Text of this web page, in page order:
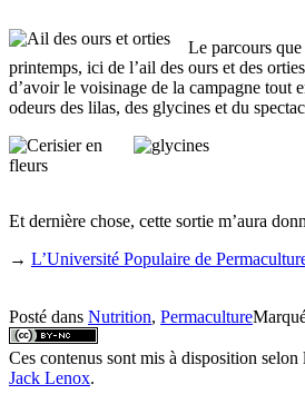
Le parcours que
printemps, ici de l’ail des ours et des
d’avoir le voisinage de la campagne tout
odeurs des lilas, des glycines et du
Et dernière chose, cette sortie m’aura
→ L’Université Populaire de
Posté dans Nutrition, Permaculture
Ces contenus sont mis à disposition selon
Jack Lenox.